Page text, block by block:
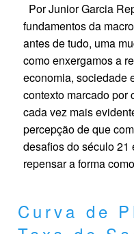
Por Junior Garcia
fundamentos da
antes de tudo, uma
como enxergamos a
economia, sociedade
contexto marcado por
cada vez mais
percepção de que
desafios do século 21
repensar a forma
Curva de